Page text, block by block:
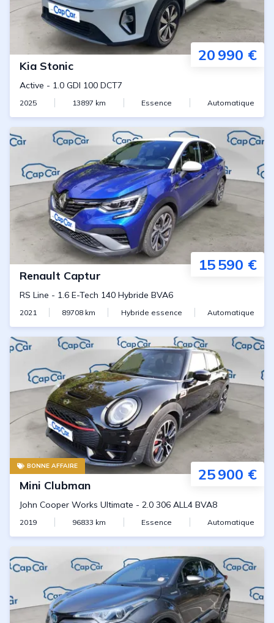
20 990 €
Kia Stonic
Active - 1.0 GDI 100 DCT7
2025 13897 km Essence Automatique
15 590 €
Renault Captur
RS Line - 1.6 E-Tech 140 Hybride BVA6
2021 89708 km Hybride essence Automatique
BONNE AFFAIRE 25 900 €
Mini Clubman
John Cooper Works Ultimate - 2.0 306 ALL4 BVA8
2019 96833 km Essence Automatique